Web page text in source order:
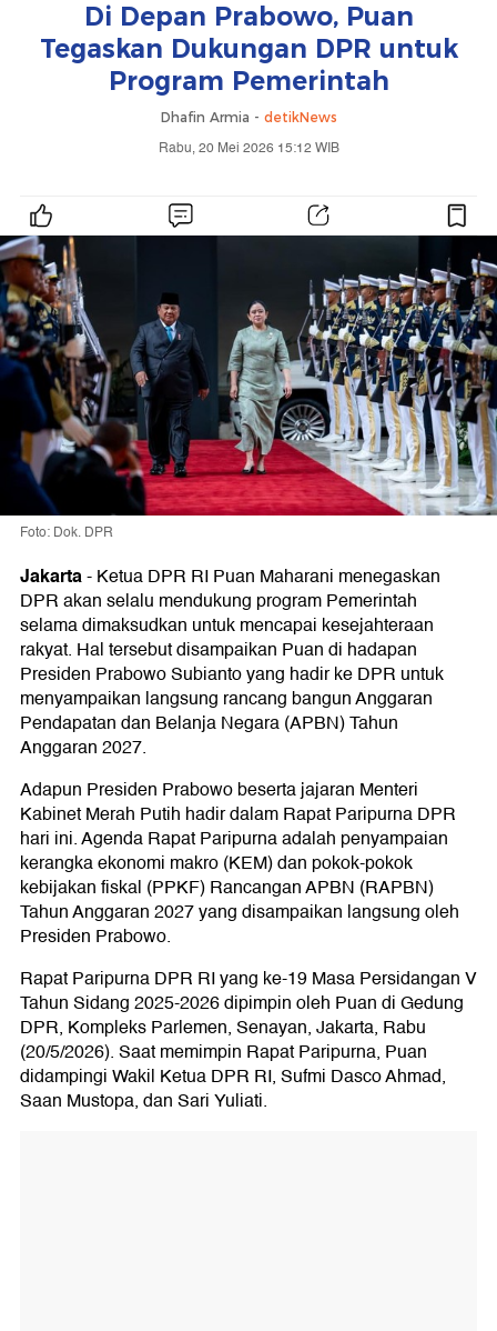
Di Depan Prabowo, Puan
Tegaskan Dukungan DPR untuk
Program Pemerintah
Dhafin Armia - detikNews
Rabu, 20 Mei 2026 15:12 WIB
Foto: Dok. DPR
Jakarta-Ketua DPR RI Puan Maharani menegaskan
DPR akan selalu mendukung program Pemerintah
selama dimaksudkan untuk mencapai kesejahteraan
rakyat. Hal tersebut disampaikan Puan di hadapan
Presiden Prabowo Subianto yang hadir ke DPR untuk
menyampaikan langsung rancang bangun Anggaran
Pendapatan dan Belanja Negara (APBN) Tahun
Anggaran 2027.
Adapun Presiden Prabowo beserta jajaran Menteri
Kabinet Merah Putih hadir dalam Rapat Paripurna DPR
hari ini. Agenda Rapat Paripurna adalah penyampaian
kerangka ekonomi makro (KEM) dan pokok-pokok
kebijakan fiskal (PPKF) Rancangan APBN (RAPBN)
Tahun Anggaran 2027 yang disampaikan langsung oleh
Presiden Prabowo.
Rapat Paripurna DPR RI yang ke-19 Masa Persidangan V
Tahun Sidang 2025-2026 dipimpin oleh Puan di Gedung
DPR, Kompleks Parlemen, Senayan, Jakarta, Rabu
(20/5/2026). Saat memimpin Rapat Paripurna, Puan
didampingi Wakil Ketua DPR RI, Sufmi Dasco Ahmad,
Saan Mustopa, dan Sari Yuliati.